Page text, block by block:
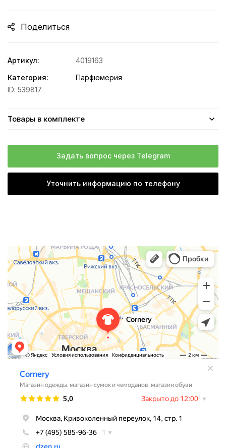
Поделиться
Артикул:
4019163
Категория:
Парфюмерия
ID: 539817
Товары в комплекте
Задать вопрос через Telegram
Уточнить информацию по телефону